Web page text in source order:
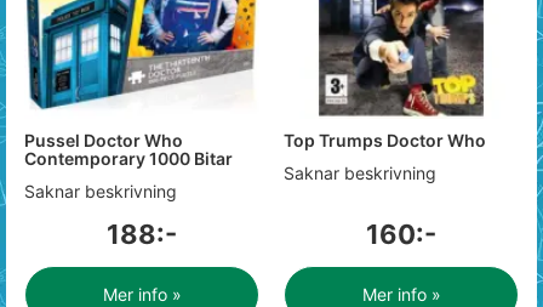
Pussel Doctor Who
Contemporary 1000 Bitar
Saknar beskrivning
188:-
Mer info »
Top Trumps Doctor Who
Saknar beskrivning
160:-
Mer info »